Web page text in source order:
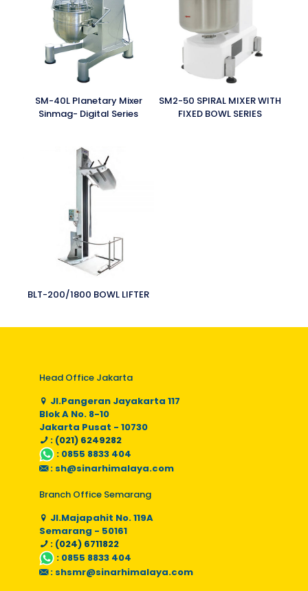
SM-40L Planetary Mixer
Sinmag- Digital Series
SM2-50 SPIRAL MIXER WITH
FIXED BOWL SERIES
BLT-200/1800 BOWL LIFTER
Head Office Jakarta
Jl.Pangeran Jayakarta 117
Blok A No. 8-10
Jakarta Pusat - 10730
: (021) 6249282
: 0855 8833 404
: sh@sinarhimalaya.com
Branch Office Semarang
Jl.Majapahit No. 119A
Semarang - 50161
: (024) 6711822
: 0855 8833 404
: shsmr@sinarhimalaya.com